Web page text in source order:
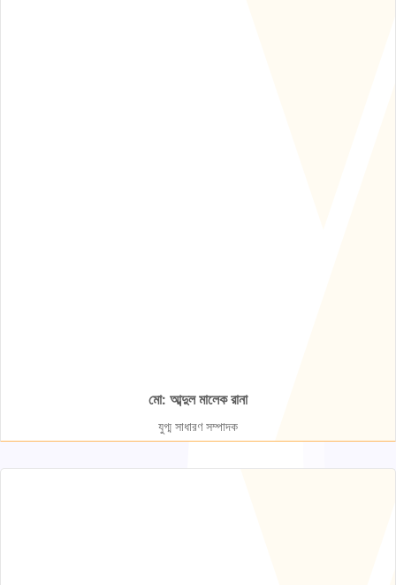
মো: আব্দুল মালেক রানা
যুগ্ম সাধারণ সম্পাদক